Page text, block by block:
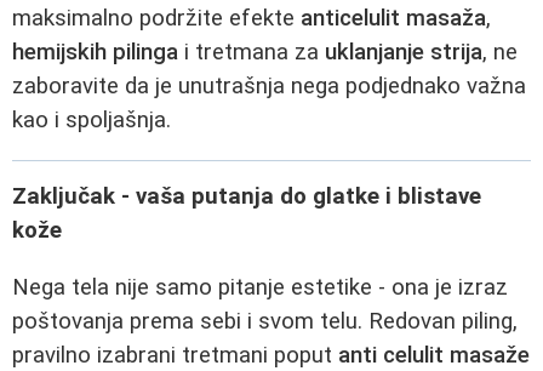
maksimalno podržite efekte anticelulit masaža,
hemijskih pilinga i tretmana za uklanjanje strija, ne
zaboravite da je unutrašnja nega podjednako važna
kao i spoljašnja.
Zaključak - vaša putanja do glatke i blistave
kože
Nega tela nije samo pitanje estetike - ona je izraz
poštovanja prema sebi i svom telu. Redovan piling,
pravilno izabrani tretmani poput anti celulit masaže